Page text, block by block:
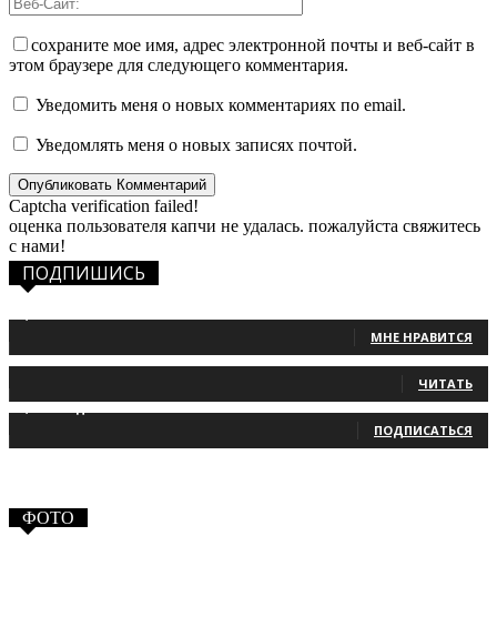
сохраните мое имя, адрес электронной почты и веб-сайт в
этом браузере для следующего комментария.
Уведомить меня о новых комментариях по email.
Уведомлять меня о новых записях почтой.
Captcha verification failed!
оценка пользователя капчи не удалась. пожалуйста свяжитесь
с нами!
ПОДПИШИСЬ
МНЕ НРАВИТСЯ
ЧИТАТЬ
ПОДПИСАТЬСЯ
ФОТО